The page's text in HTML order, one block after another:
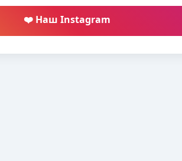
❤️ Наш Instagram